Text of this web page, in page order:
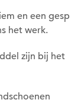
en een gesp
het werk.
zijn bij het